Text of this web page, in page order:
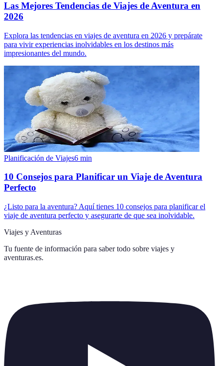
Las Mejores Tendencias de Viajes de Aventura en
2026
Explora las tendencias en viajes de aventura en 2026 y prepárate
para vivir experiencias inolvidables en los destinos más
impresionantes del mundo.
Planificación de Viajes6 min
10 Consejos para Planificar un Viaje de Aventura
Perfecto
¿Listo para la aventura? Aquí tienes 10 consejos para planificar el
viaje de aventura perfecto y asegurarte de que sea inolvidable.
Viajes y Aventuras
Tu fuente de información para saber todo sobre viajes y
aventuras.es.